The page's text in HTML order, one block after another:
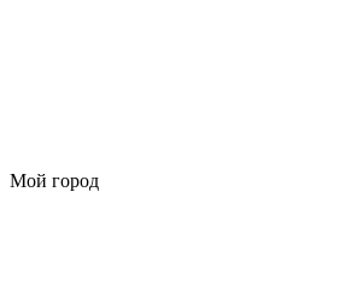
Мой город